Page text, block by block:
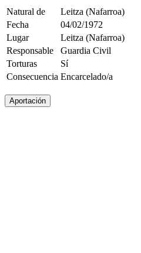
Natural de
Leitza (Nafarroa)
Fecha
04/02/1972
Lugar
Leitza (Nafarroa)
Responsable
Guardia Civil
Torturas
Sí
Consecuencia Encarcelado/a